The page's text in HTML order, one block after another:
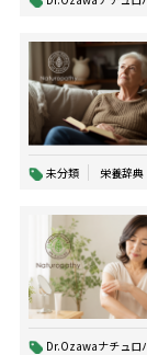
未分類 栄養辞典
Dr.Ozawaナチュロ